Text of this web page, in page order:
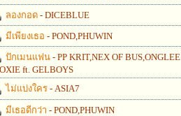
ลองกอด - DICEBLUE
มีเพียงเธอ - POND,PHUWIN
ปักเมนแฟน - PP KRIT,NEX OF BUS,ONGLEE
ft. GELBOYS
ไม่แบ่งใคร - ASIA7
มีเธอดีกว่า - POND,PHUWIN